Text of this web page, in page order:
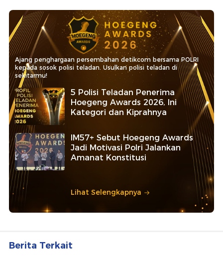
Ajang penghargaan persembahan detikcom bersama POLRI
kepada sosok polisi teladan. Usulkan polisi teladan di
sekitarmu!
5 Polisi Teladan Penerima
Hoegeng Awards 2026, Ini
Kategori dan Kiprahnya
IM57+ Sebut Hoegeng Awards
Jadi Motivasi Polri Jalankan
Amanat Konstitusi
Lihat Selengkapnya
Berita Terkait